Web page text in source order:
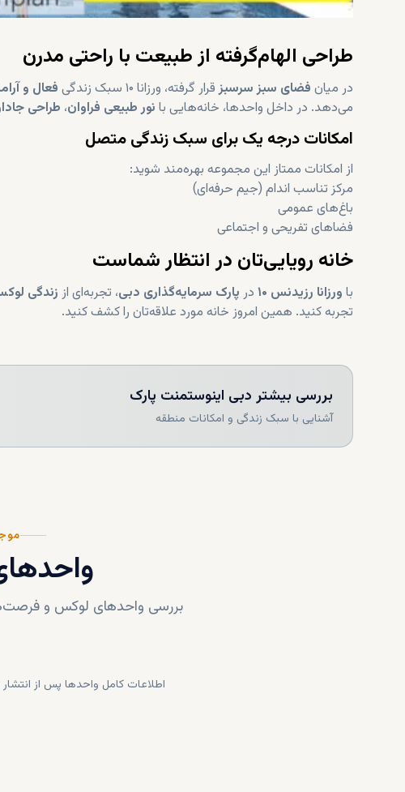
طراحی الهام‌گرفته از طبیعت با راحتی مدرن
در میان فضای سبز سرسبزقرار گرفته، ورزانا ۱۰ سبک زندگی فعال و
می‌دهد. در داخل واحدها، خانه‌هایی با نور طبیعی فراوان، طراحی
امکانات درجه یک برای سبک زندگی متصل
از امکانات ممتاز این مجموعه بهره‌مند شوید:
مرکز تناسب اندام (جیم حرفه‌ای)
باغ‌های عمومی
فضاهای تفریحی و اجتماعی
خانه رویایی‌تان در انتظار شماست
با ورزانا رزیدنس ۱۰ در پارک سرمایه‌گذاری دبی، تجربه‌ای از زندگی
تجربه کنید. همین امروز خانه مورد علاقه‌تان را کشف کنید.
بررسی بیشتر دبی اینوستمنت پارک
آشنایی با سبک زندگی و امکانات منطقه
بررسی واحدهای لوکس و
اطلاعات کامل واحدها پس از